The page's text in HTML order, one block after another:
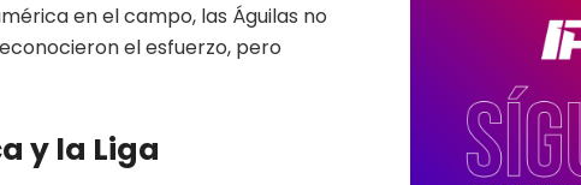
en el campo, las Águilas no
el esfuerzo, pero
y la Liga